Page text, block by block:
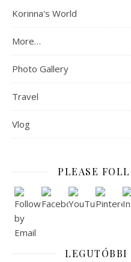
Korinna's World
More…
Photo Gallery
Travel
Vlog
PLEASE
LEGUTÓBBI